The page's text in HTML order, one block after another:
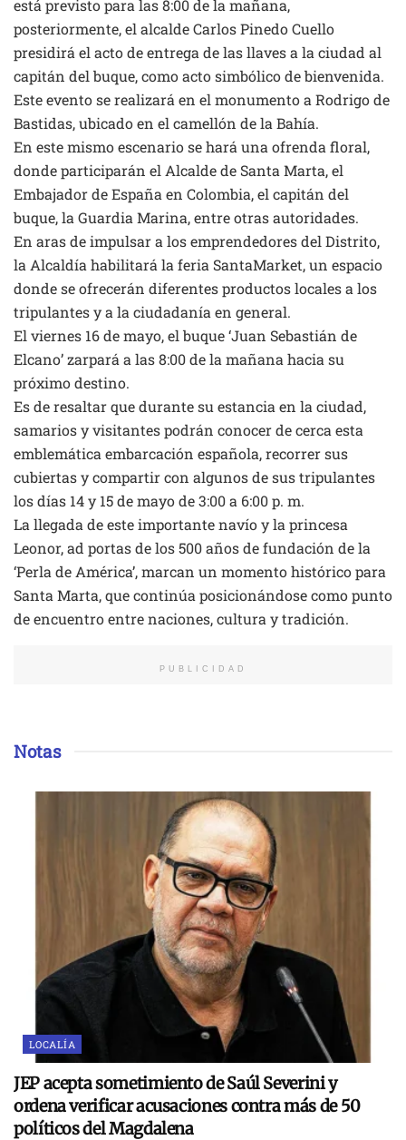
está previsto para las 8:00 de la mañana,
posteriormente, el alcalde Carlos Pinedo Cuello
presidirá el acto de entrega de las llaves a la ciudad al
capitán del buque, como acto simbólico de bienvenida.
Este evento se realizará en el monumento a Rodrigo de
Bastidas, ubicado en el camellón de la Bahía.
En este mismo escenario se hará una ofrenda floral,
donde participarán el Alcalde de Santa Marta, el
Embajador de España en Colombia, el capitán del
buque, la Guardia Marina, entre otras autoridades.
En aras de impulsar a los emprendedores del Distrito,
la Alcaldía habilitará la feria SantaMarket, un espacio
donde se ofrecerán diferentes productos locales a los
tripulantes y a la ciudadanía en general.
El viernes 16 de mayo, el buque ‘Juan Sebastián de
Elcano’ zarpará a las 8:00 de la mañana hacia su
próximo destino.
Es de resaltar que durante su estancia en la ciudad,
samarios y visitantes podrán conocer de cerca esta
emblemática embarcación española, recorrer sus
cubiertas y compartir con algunos de sus tripulantes
los días 14 y 15 de mayo de 3:00 a 6:00 p. m.
La llegada de este importante navío y la princesa
Leonor, ad portas de los 500 años de fundación de la
‘Perla de América’, marcan un momento histórico para
Santa Marta, que continúa posicionándose como punto
de encuentro entre naciones, cultura y tradición.
PUBLICIDAD
Notas
LOCALÍA
JEP acepta sometimiento de Saúl Severini y
ordena verificar acusaciones contra más de 50
políticos del Magdalena